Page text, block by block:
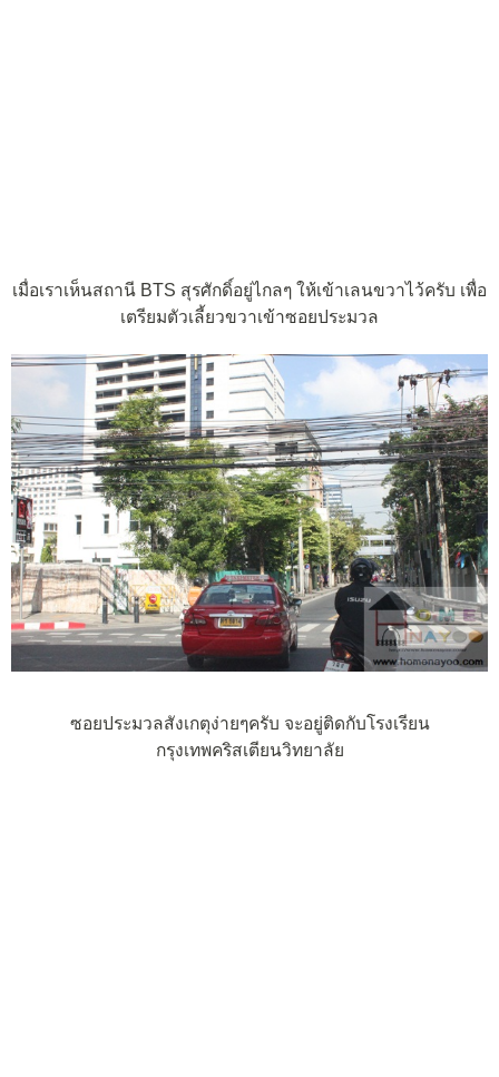
เมื่อเราเห็นสถานี BTS สุรศักดิ์อยู่ไกลๆ ให้เข้าเลนขวาไว้ครับ เพื่อ
เตรียมตัวเลี้ยวขวาเข้าซอยประมวล
ซอยประมวลสังเกตุง่ายๆครับ จะอยู่ติดกับโรงเรียน
กรุงเทพคริสเตียนวิทยาลัย